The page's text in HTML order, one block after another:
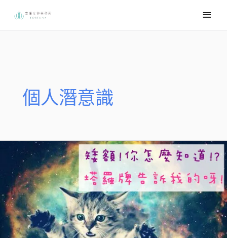
要
個人潛意識
塔
羅
也
太